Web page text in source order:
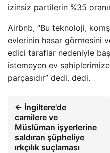
izinsiz partilerin %35
Airbnb, “Bu teknoloji,
evlerinin hasar görmesini
edici taraflar nedeniyle
istemeyen ev sahiplerimize
parçasıdır” dedi. dedi.
← İngiltere'de
camilere ve
Müslüman işyerlerine
saldıran şüpheliye
ırkçılık suçlaması